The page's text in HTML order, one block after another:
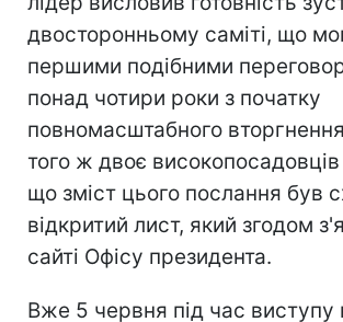
двосторонньому саміті, що
першими подібними
понад чотири роки з початку
повномасштабного
того ж двоє
що зміст цього послання був
відкритий лист, який згодом
сайті Офісу президента.
Вже 5 червня під час виступу